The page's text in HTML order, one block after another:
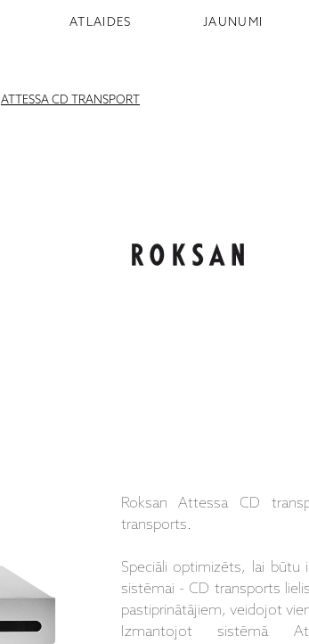
ATLAIDES JAUNUMI
ATTESSA CD TRANSPORT
Roksan Attessa CD
transports.
Speciāli optimizēts, lai būtu
sistēmai - CD transports
pastiprinātājiem, veidojot
Izmantojot sistēmā